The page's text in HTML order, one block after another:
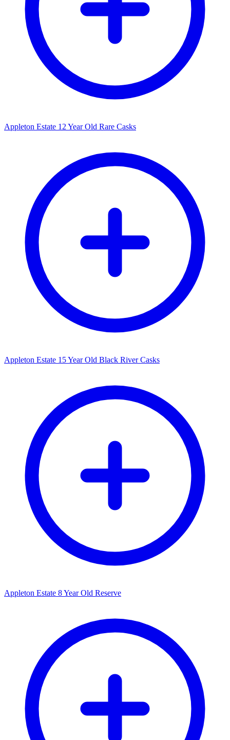
Appleton Estate 12 Year Old Rare Casks
Appleton Estate 15 Year Old Black River Casks
Appleton Estate 8 Year Old Reserve